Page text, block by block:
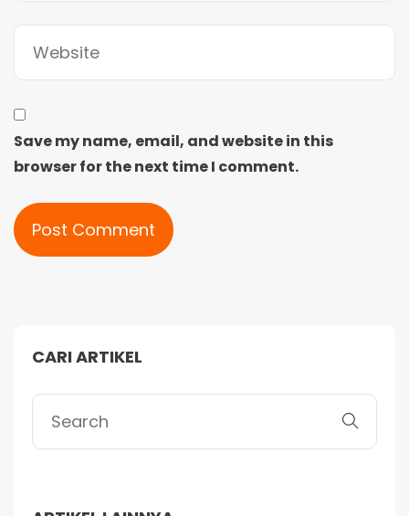
Save my name, email, and website in this
browser for the next time I comment.
CARI ARTIKEL